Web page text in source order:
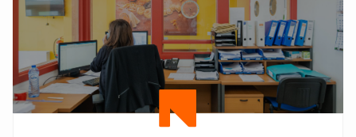
CHOCOLATIERS:
CERTIFICAAT
INBEGREPEN!